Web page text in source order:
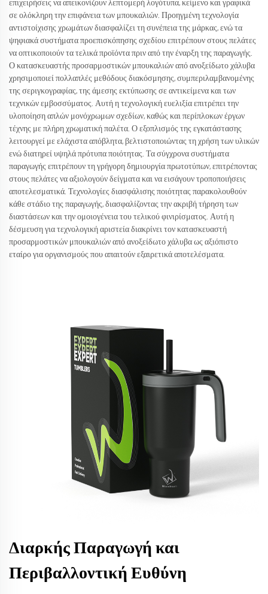
επιχειρήσεις να απεικονίζουν λεπτομερή λογότυπα, κείμενο και γραφικά
σε ολόκληρη την επιφάνεια των μπουκαλιών. Προηγμένη τεχνολογία
αντιστοίχισης χρωμάτων διασφαλίζει τη συνέπεια της μάρκας, ενώ τα
ψηφιακά συστήματα προεπισκόπησης σχεδίου επιτρέπουν στους πελάτες
να οπτικοποιούν τα τελικά προϊόντα πριν από την έναρξη της παραγωγής.
Ο κατασκευαστής προσαρμοστικών μπουκαλιών από ανοξείδωτο χάλυβα
χρησιμοποιεί πολλαπλές μεθόδους διακόσμησης, συμπεριλαμβανομένης
της σεριγκογραφίας, της άμεσης εκτύπωσης σε αντικείμενα και των
τεχνικών εμβοσσύματος. Αυτή η τεχνολογική ευελιξία επιτρέπει την
υλοποίηση απλών μονόχρωμων σχεδίων, καθώς και περίπλοκων έργων
τέχνης με πλήρη χρωματική παλέτα. Ο εξοπλισμός της εγκατάστασης
λειτουργεί με ελάχιστα απόβλητα, βελτιστοποιώντας τη χρήση των υλικών
ενώ διατηρεί υψηλά πρότυπα ποιότητας. Τα σύγχρονα συστήματα
παραγωγής επιτρέπουν τη γρήγορη δημιουργία πρωτοτύπων, επιτρέποντας
στους πελάτες να αξιολογούν δείγματα και να εισάγουν τροποποιήσεις
αποτελεσματικά. Τεχνολογίες διασφάλισης ποιότητας παρακολουθούν
κάθε στάδιο της παραγωγής, διασφαλίζοντας την ακριβή τήρηση των
διαστάσεων και την ομοιογένεια του τελικού φινιρίσματος. Αυτή η
δέσμευση για τεχνολογική αριστεία διακρίνει τον κατασκευαστή
προσαρμοστικών μπουκαλιών από ανοξείδωτο χάλυβα ως αξιόπιστο
εταίρο για οργανισμούς που απαιτούν εξαιρετικά αποτελέσματα.
Διαρκής Παραγωγή και
Περιβαλλοντική Ευθύνη